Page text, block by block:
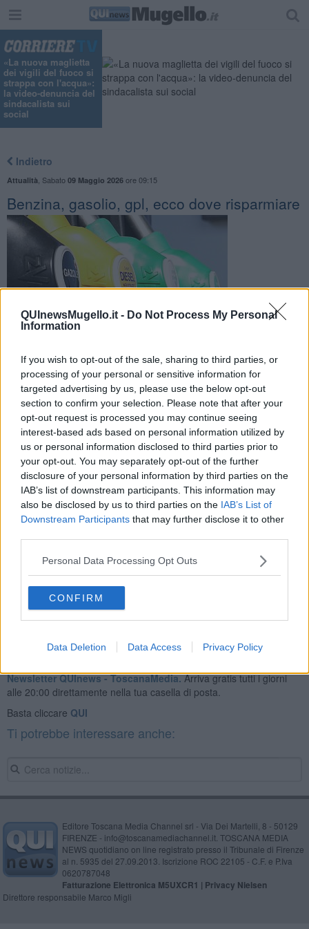
QUInewsMugello.it - Do Not Process My Personal
Information
If you wish to opt-out of the sale, sharing to third parties, or
processing of your personal or sensitive information for
targeted advertising by us, please use the below opt-out
section to confirm your selection. Please note that after your
opt-out request is processed you may continue seeing
interest-based ads based on personal information utilized by
us or personal information disclosed to third parties prior to
your opt-out. You may separately opt-out of the further
disclosure of your personal information by third parties on the
IAB’s list of downstream participants. This information may
also be disclosed by us to third parties on the IAB’s List of
Downstream Participants that may further disclose it to other
Personal Data Processing Opt Outs
CONFIRM
Data Deletion Data Access Privacy Policy
«La nuova maglietta
dei vigili del fuoco si
strappa con l'acqua»:
la video-denuncia del
sindacalista sui
social
Indietro
Attualità Sabato 09 Maggio 2026ore 09:15
Benzina, gasolio, gpl, ecco dove risparmiare
Ecco l'elenco dei prezzi del carburante in provincia di Firenze.
Comune per comune gli impianti più economici dove fare
rifornimento.
PROVINCIA DI FIRENZE —Questi i prezzi dei carburantirilevati al
giorno 09 May 2026 dalMinistero dello sviluppo economico
Newsletter QUInews - ToscanaMedia.Arriva gratis tutti i giorni
alle 20:00 direttamente nella tua casella di posta.
Basta cliccare QUI
Ti potrebbe interessare anche:
Editore Toscana Media Channel srl - Via Dei Martelli, 8 - 50129
FIRENZE - info@toscanamediachannel.it. TOSCANA MEDIA
NEWS quotidiano on line registrato presso il Tribunale di Firenze
al n. 5935 del 27.09.2013. Iscrizione ROC 22105 - C.F. e P.Iva
0620787048
Fatturazione Elettronica M5UXCR1 | Privacy Nielsen
Direttore responsabile Marco Migli